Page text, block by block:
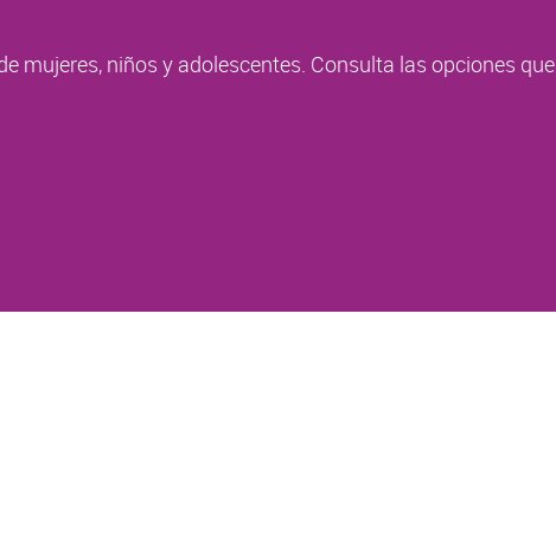
mujeres, niños y adolescentes. Consulta las opciones que